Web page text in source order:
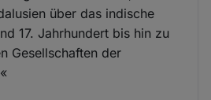
über das indische
17. Jahrhundert bis hin zu
Gesellschaften der